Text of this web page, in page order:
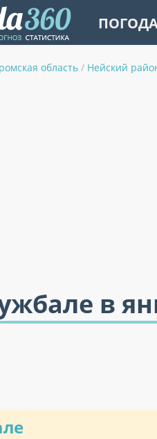
область / Нейский
в